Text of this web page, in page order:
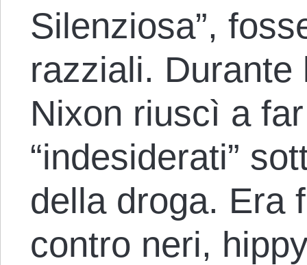
Silenziosa”,
razziali.
Nixon riuscì a
“indesiderati”
della droga. Era
contro neri,